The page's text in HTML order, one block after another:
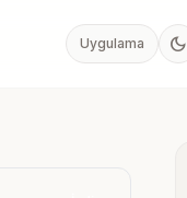
Uygulama dark_mode